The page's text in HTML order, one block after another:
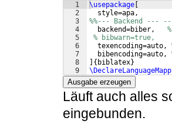
1
2
3
4
5
6
7
8
9
\usepackage
  style=apa,
%%--- Backend ---
  backend=biber,
% bibwarn=true,
  texencoding=auto,
  bibencoding=auto,
{ biblatex}
Ausgabe erzeugen
Läuft auch alles
eingebunden.